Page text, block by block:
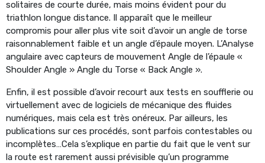
solitaires de courte durée, mais moins évident pour du
triathlon longue distance. Il apparaît que le meilleur
compromis pour aller plus vite soit d’avoir un angle de torse
raisonnablement faible et un angle d’épaule moyen. L’Analyse
angulaire avec capteurs de mouvement Angle de l’épaule «
Shoulder Angle » Angle du Torse « Back Angle ».
Enfin, il est possible d’avoir recourt aux tests en soufflerie ou
virtuellement avec de logiciels de mécanique des fluides
numériques, mais cela est très onéreux. Par ailleurs, les
publications sur ces procédés, sont parfois contestables ou
incomplètes…Cela s’explique en partie du fait que le vent sur
la route est rarement aussi prévisible qu’un programme